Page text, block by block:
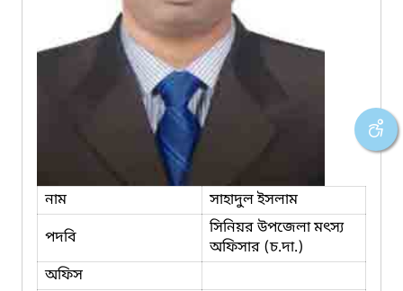
নাম
সাহাদুল ইসলাম
পদবি
সিনিয়র উপজেলা মৎস্য
অফিসার (চ.দা.)
অফিস